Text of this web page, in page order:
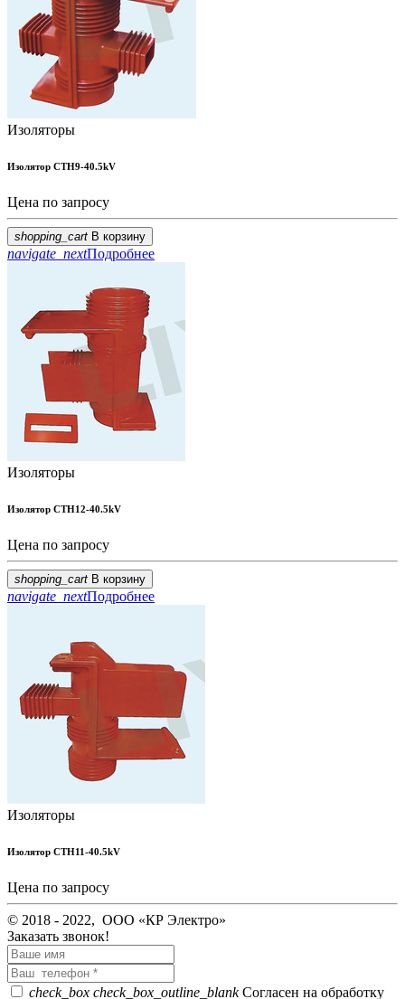
Изоляторы
Изолятор CTH9-40.5kV
Цена по запросу
shopping_cart В корзину
navigate_nextПодробнее
Изоляторы
Изолятор CTH12-40.5kV
Цена по запросу
shopping_cart В корзину
navigate_nextПодробнее
Изоляторы
Изолятор CTH11-40.5kV
Цена по запросу
© 2018 - 2022, ООО «КР Электро»
Заказать звонок!
check_box check_box_outline_blankСогласен на обработку